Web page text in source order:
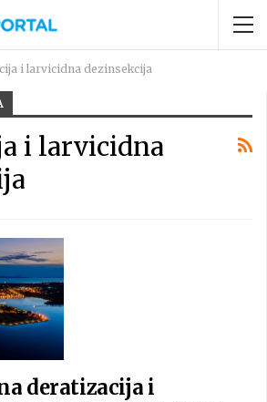
i larvicidna dezinsekcija
i larvicidna
deratizacija i